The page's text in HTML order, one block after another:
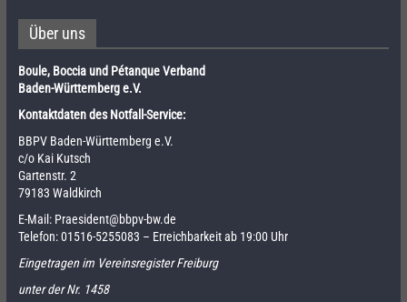
Über uns
Boule, Boccia und Pétanque Verband
Baden-Württemberg e.V.
Kontaktdaten des Notfall-Service:
BBPV Baden-Württemberg e.V.
c/o Kai Kutsch
Gartenstr. 2
79183 Waldkirch
E-Mail: Praesident@bbpv-bw.de
Telefon:01516-5255083 – Erreichbarkeit ab 19:00 Uhr
Eingetragen im Vereinsregister Freiburg
unter der Nr. 1458